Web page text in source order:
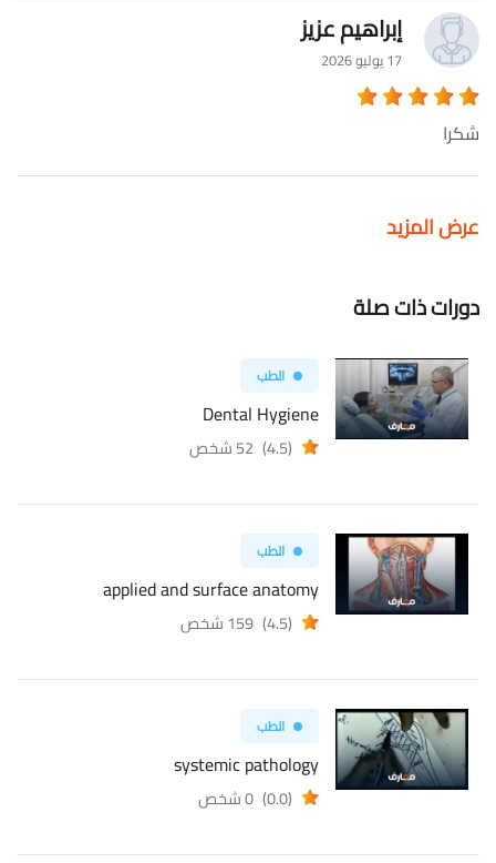
إبراهيم عزيز
17 يوليو 2026
شكرا
عرض المزيد
دورات ذات صلة
الطب
Dental Hygiene
(4.5) 52 شخص
الطب
applied and surface anatomy
(4.5) 159 شخص
الطب
systemic pathology
(0.0) 0 شخص